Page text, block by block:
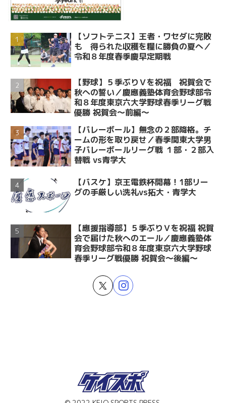
【ソフトテニス】王者・ワセダに完敗
も 得られた収穫を糧に勝負の夏へ／
令和８年度春季慶早定期戦
【野球】５季ぶりＶを祝福 祝賀会で
秋への誓い／慶應義塾体育会野球部令
和８年度東京六大学野球春季リーグ戦
優勝 祝賀会～前編～
【バレーボール】無念の２部降格。チ
ームの形を取り戻せ／春季関東大学男
子バレーボールリーグ戦 １部・２部入
替戦 vs青学大
【バスケ】京王電鉄杯開幕！1部リー
グの手厳しい洗礼vs拓大・青学大
【應援指導部】５季ぶりＶを祝福 祝賀
会で届けた秋へのエール／慶應義塾体
育会野球部令和８年度東京六大学野球
春季リーグ戦優勝 祝賀会～後編～